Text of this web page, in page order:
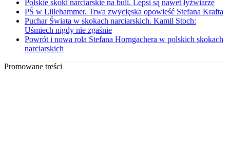
Polskie skoki narciarskie na buli. Lepsi są nawet łyżwiarze
PŚ w Lillehammer. Trwa zwycięska opowieść Stefana Krafta
Puchar Świata w skokach narciarskich. Kamil Stoch:
Uśmiech nigdy nie zgaśnie
Powrót i nowa rola Stefana Horngachera w polskich skokach
narciarskich
Promowane treści